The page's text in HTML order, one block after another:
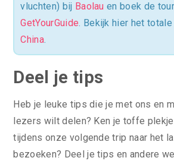
vluchten) bij Baolau en boek de
GetYourGuide. Bekijk hier het
China.
Deel je tips
Heb je leuke tips die je met ons en
lezers wilt delen? Ken je toffe
tijdens onze volgende trip naar het
bezoeken? Deel je tips en andere